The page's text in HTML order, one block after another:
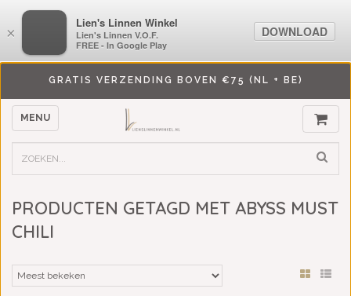
GRATIS VERZENDING BOVEN €75 (NL + BE)
MENU
PRODUCTEN GETAGD MET ABYSS MUST
CHILI
×
LiensLinnenwinkel.nl
Lien's Linnen V.O.F.
FREE - In Google Play
DOWNLOAD
×
Lien's Linnen Winkel
Lien's Linnen V.O.F.
FREE - In Google Play
DOWNLOAD